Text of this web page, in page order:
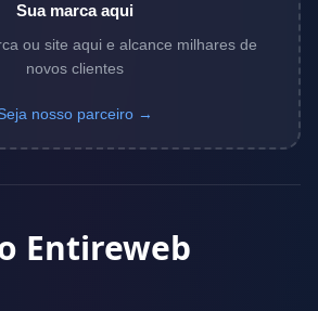
Sua marca aqui
ou site aqui e alcance milhares de
novos clientes
nosso parceiro →
Entireweb